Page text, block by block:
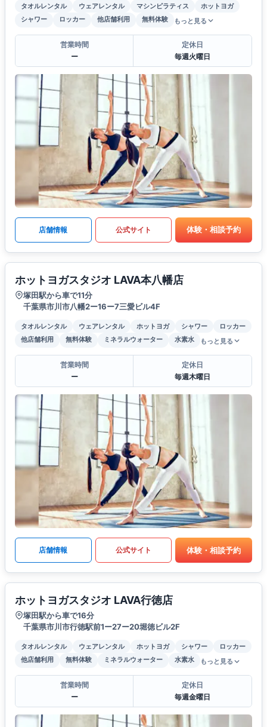
タオルレンタル ウェアレンタル マシンピラティス
ホットヨガ
シャワー
ロッカー 他店舗利用 無料体験 もっと見る
営業時間
ー
定休日
毎週火曜日
店舗情報 公式サイト 体験・相談予約
ホットヨガスタジオ LAVA本八幡店
塚田駅から車で11分
千葉県市川市八幡2ー16ー7三愛ビル4F
タオルレンタル ウェアレンタル ホットヨガ シャワー
ロッカー
他店舗利用
無料体験 ミネラルウォーター 水素水 もっと見る
営業時間
ー
定休日
毎週木曜日
店舗情報 公式サイト 体験・相談予約
ホットヨガスタジオ LAVA行徳店
塚田駅から車で16分
千葉県市川市行徳駅前1ー27ー20堀徳ビル2F
タオルレンタル ウェアレンタル ホットヨガ シャワー
ロッカー
他店舗利用
無料体験 ミネラルウォーター 水素水 もっと見る
営業時間
ー
定休日
毎週金曜日